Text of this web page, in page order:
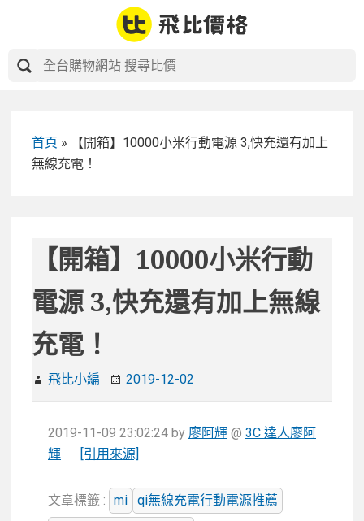
首頁 »
【開箱】10000小米行動電源 3,快充還有加上
無線充電！
【開箱】10000小米行動
電源 3,快充還有加上無線
充電！
飛比小編 2019-12-02
2019-11-09 23:02:24 by 廖阿輝 @ 3C 達人廖阿
輝
[引用來源]
文章標籤 : mi
qi無線充電行動電源推薦